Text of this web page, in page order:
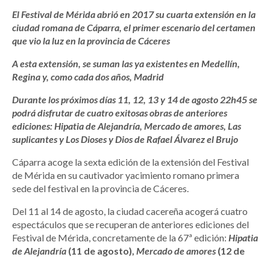
El Festival de Mérida abrió en 2017 su cuarta extensión en la
ciudad romana de Cáparra, el primer escenario del certamen
que vio la luz en la provincia de Cáceres
A esta extensión, se suman las ya existentes en Medellín,
Regina y, como cada dos años, Madrid
Durante los próximos días 11, 12, 13 y 14 de agosto 22h45 se
podrá disfrutar de cuatro exitosas obras de anteriores
ediciones: Hipatia de Alejandría, Mercado de amores, Las
suplicantes y Los Dioses y Dios de Rafael Álvarez el Brujo
Cáparra acoge la sexta edición de la extensión del Festival
de Mérida en su cautivador yacimiento romano primera
sede del festival en la provincia de Cáceres.
Del 11 al 14 de agosto, la ciudad cacereña acogerá cuatro
espectáculos que se recuperan de anteriores ediciones del
Festival de Mérida, concretamente de la 67ª edición: Hipatia
de Alejandría (11 de agosto), Mercado de amores (12 de